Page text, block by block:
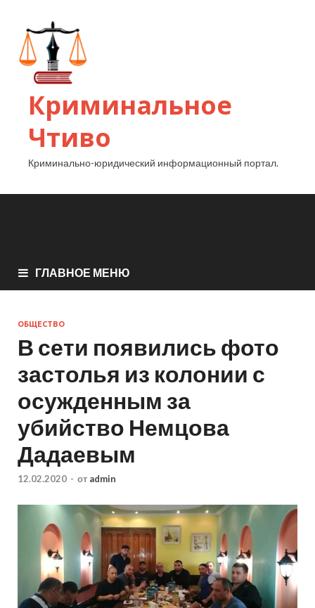
Криминальное
Чтиво
Криминально-юридический информационный портал.
ГЛАВНОЕ МЕНЮ
ОБЩЕСТВО
В сети появились фото
застолья из колонии с
осужденным за
убийство Немцова
Дадаевым
12.02.2020 - от admin